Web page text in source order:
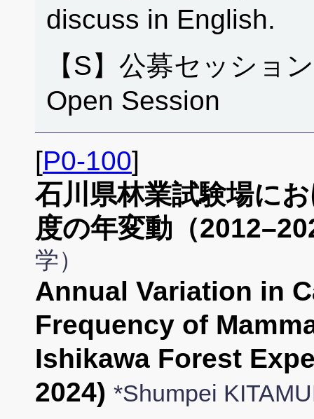
discuss in English.
【S】公募セッショ
Open Session
[P0-100]
石川県林業試験場に
度の年変動（
学）
Annual Variation in
Frequency of
Ishikawa Forest
2024) *Shumpei